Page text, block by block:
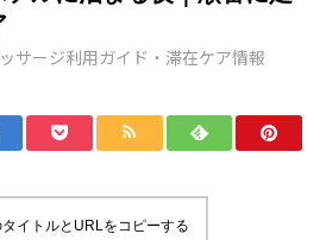
サージ利用ガイド・滞在ケア情報
イトルとURLをコピーする